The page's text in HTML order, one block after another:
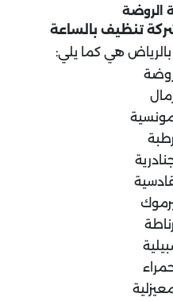
الروضة
تنظيف بالساعة
بالرياض هي كما يلي: